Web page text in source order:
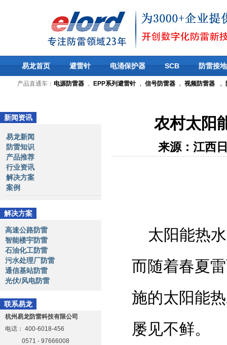
易龙首页 避雷针 电涌保护器 SCB 防雷接地
产品直通车： 电源防雷器 ， EPP系列避雷针， 信号防雷器 ， 视频防雷器 ，
新闻资讯
易龙新闻
防雷知识
产品推荐
行业资讯
解决方案
案例
解决方案
高速公路防雷
智能楼宇防雷
石油化工防雷
污水处理厂防雷
通信基站防雷
光伏/风电防雷
联系易龙
杭州易龙防雷科技有限公司
电话： 400-6018-456
0571 - 97666008
农村太阳
来源：江西
太阳能热水
而随着春夏
施的太阳能
屡见不鲜。